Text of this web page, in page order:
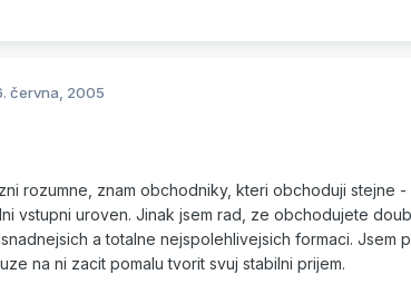
června, 2005
rozumne, znam obchodniky, kteri obchoduji stejne -
vstupni uroven. Jinak jsem rad, ze obchodujete
a totalne nejspolehlivejsich formaci.
na ni zacit pomalu tvorit svuj stabilni prijem.